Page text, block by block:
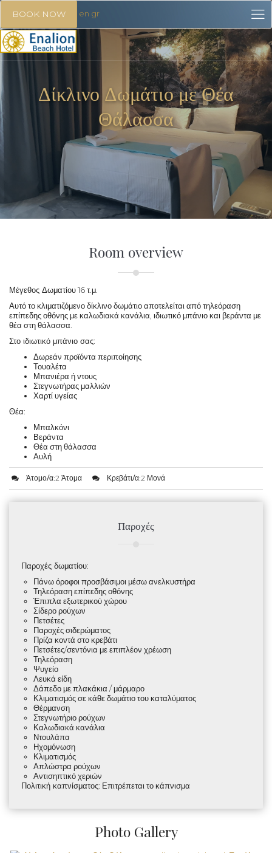
BOOK NOW en gr
Δίκλινο Δωμάτιο με Θέα
Θάλασσα
Room overview
Μέγεθος Δωματίου16 τ.μ.
Αυτό το κλιματιζόμενο δίκλινο δωμάτιο αποτελείται από τηλεόραση
επίπεδης οθόνης με καλωδιακά κανάλια, ιδιωτικό μπάνιο και βεράντα με
θέα στη θάλασσα.
Στο ιδιωτικό μπάνιο σας:
Δωρεάν προϊόντα περιποίησης
Τουαλέτα
Μπανιέρα ή ντους
Στεγνωτήρας μαλλιών
Χαρτί υγείας
Θέα:
Μπαλκόνι
Βεράντα
Θέα στη θάλασσα
Αυλή
Άτομο/α:2 Άτομα Κρεβάτι/α:2 Μονά
Παροχές
Παροχές δωματίου:
Πάνω όροφοι προσβάσιμοι μέσω ανελκυστήρα
Τηλεόραση επίπεδης οθόνης
Έπιπλα εξωτερικού χώρου
Σίδερο ρούχων
Πετσέτες
Παροχές σιδερώματος
Πρίζα κοντά στο κρεβάτι
Πετσέτες/σεντόνια με επιπλέον χρέωση
Τηλεόραση
Ψυγείο
Λευκά είδη
Δάπεδο με πλακάκια / μάρμαρο
Κλιματισμός σε κάθε δωμάτιο του καταλύματος
Θέρμανση
Στεγνωτήριο ρούχων
Καλωδιακά κανάλια
Ντουλάπα
Ηχομόνωση
Κλιματισμός
Απλώστρα ρούχων
Αντισηπτικό χεριών
Πολιτική καπνίσματος: Επιτρέπεται το κάπνισμα
Photo Gallery